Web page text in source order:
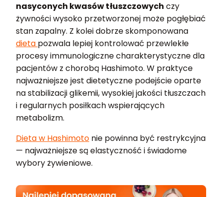
nasyconych kwasów tłuszczowych czy
żywności wysoko przetworzonej może pogłębiać
stan zapalny. Z kolei dobrze skomponowana
dieta pozwala lepiej kontrolować przewlekłe
procesy immunologiczne charakterystyczne dla
pacjentów z chorobą Hashimoto. W praktyce
najważniejsze jest dietetyczne podejście oparte
na stabilizacji glikemii, wysokiej jakości tłuszczach
i regularnych posiłkach wspierających
metabolizm.
Dieta w Hashimoto nie powinna być restrykcyjna
— najważniejsze są elastyczność i świadome
wybory żywieniowe.